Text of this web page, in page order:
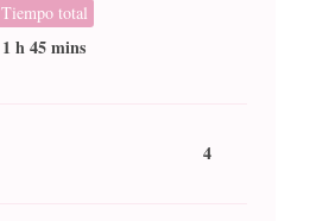
Tiempo total
1 h 45 mins
4